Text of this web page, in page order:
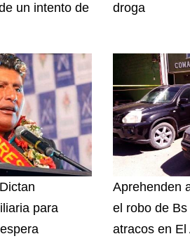
un intento de
droga
para
Aprehenden
el robo de
atracos en El